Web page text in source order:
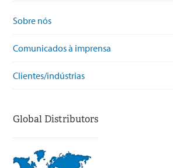
Sobre nós
Comunicados à imprensa
Clientes/indústrias
Global Distributors